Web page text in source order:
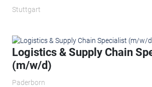
Stuttgart
Logistics & Supply Chain
(m/w/d)
Paderborn